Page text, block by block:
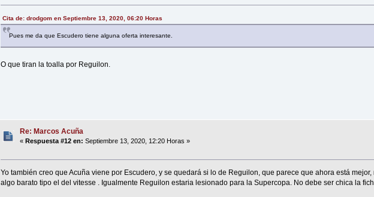
Cita de: drodgom en Septiembre 13, 2020, 06:20 Horas
Pues me da que Escudero tiene alguna oferta interesante.
O que tiran la toalla por Reguilon.
Re: Marcos Acuña
«Respuesta #12 en: Septiembre 13, 2020, 12:20 Horas »
Yo también creo que Acuña viene por Escudero, y se quedará si lo de Reguilon, que parece que ahora está
algo barato tipo el del vitesse . Igualmente Reguilon estaria lesionado para la Supercopa. No debe ser chica la